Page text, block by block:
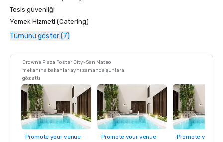
Tesis güvenliği
Yemek Hizmeti (Catering)
Tümünü göster (7)
Crowne Plaza Foster City-San Mateo
mekanına bakanlar aynı zamanda şunlara
göz attı
Promote your venue Promote your venue Promote your